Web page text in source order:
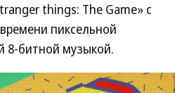
things: The Game» с
пиксельной
8-битной музыкой.